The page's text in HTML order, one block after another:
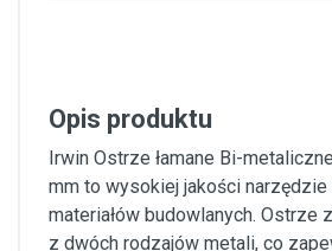
Opis produktu
Irwin Ostrze łamane Bi-
mm to wysokiej jakości narzędzie
materiałów budowlanych. Ostrze
z dwóch rodzajów metali, co